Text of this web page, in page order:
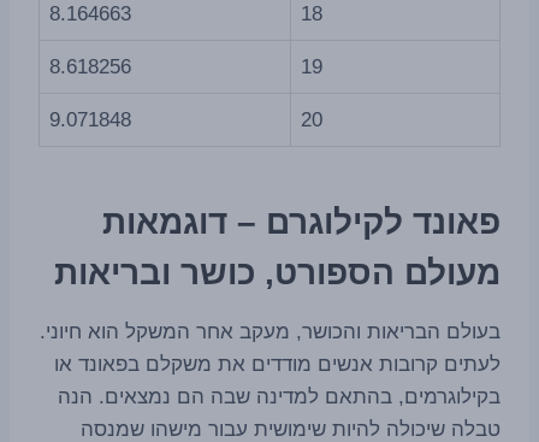
18
8.164663
19
8.618256
20
9.071848
פאונד לקילוגרם – דוגמאות
מעולם הספורט, כושר ובריאות
בעולם הבריאות והכושר, מעקב אחר המשקל הוא חיוני.
לעתים קרובות אנשים מודדים את משקלם בפאונד או
בקילוגרמים, בהתאם למדינה שבה הם נמצאים. הנה
טבלה שיכולה להיות שימושית עבור מישהו שמנסה